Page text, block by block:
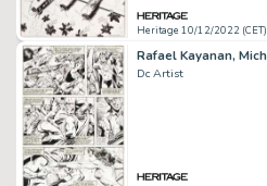
Heritage 10/12/2022 (CET)
Dc Artist